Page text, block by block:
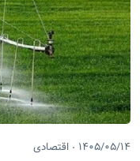
۱۴۰۵/۰۵/۱۴ اقتصادی